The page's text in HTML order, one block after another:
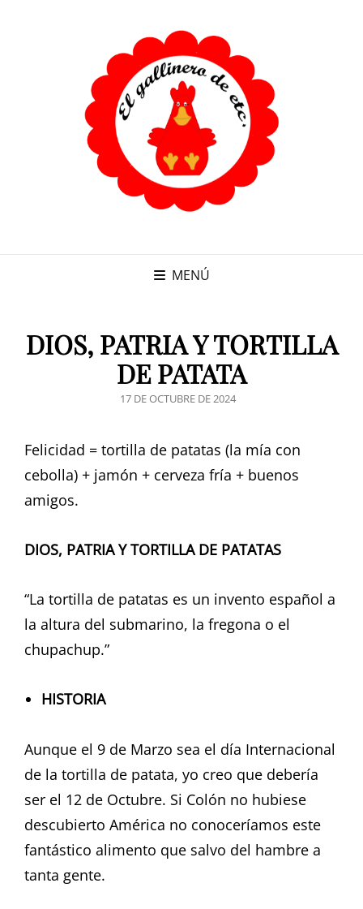
MENÚ
DIOS, PATRIA Y TORTILLA
DE PATATA
PUBLICADO
17 DE OCTUBRE DE 2024
Felicidad = tortilla de patatas (la mía con
cebolla) + jamón + cerveza fría + buenos
amigos.
DIOS, PATRIA Y TORTILLA DE PATATAS
“La tortilla de patatas es un invento español a
la altura del submarino, la fregona o el
chupachup.”
HISTORIA
Aunque el 9 de Marzo sea el día Internacional
de la tortilla de patata, yo creo que debería
ser el 12 de Octubre. Si Colón no hubiese
descubierto América no conoceríamos este
fantástico alimento que salvo del hambre a
tanta gente.